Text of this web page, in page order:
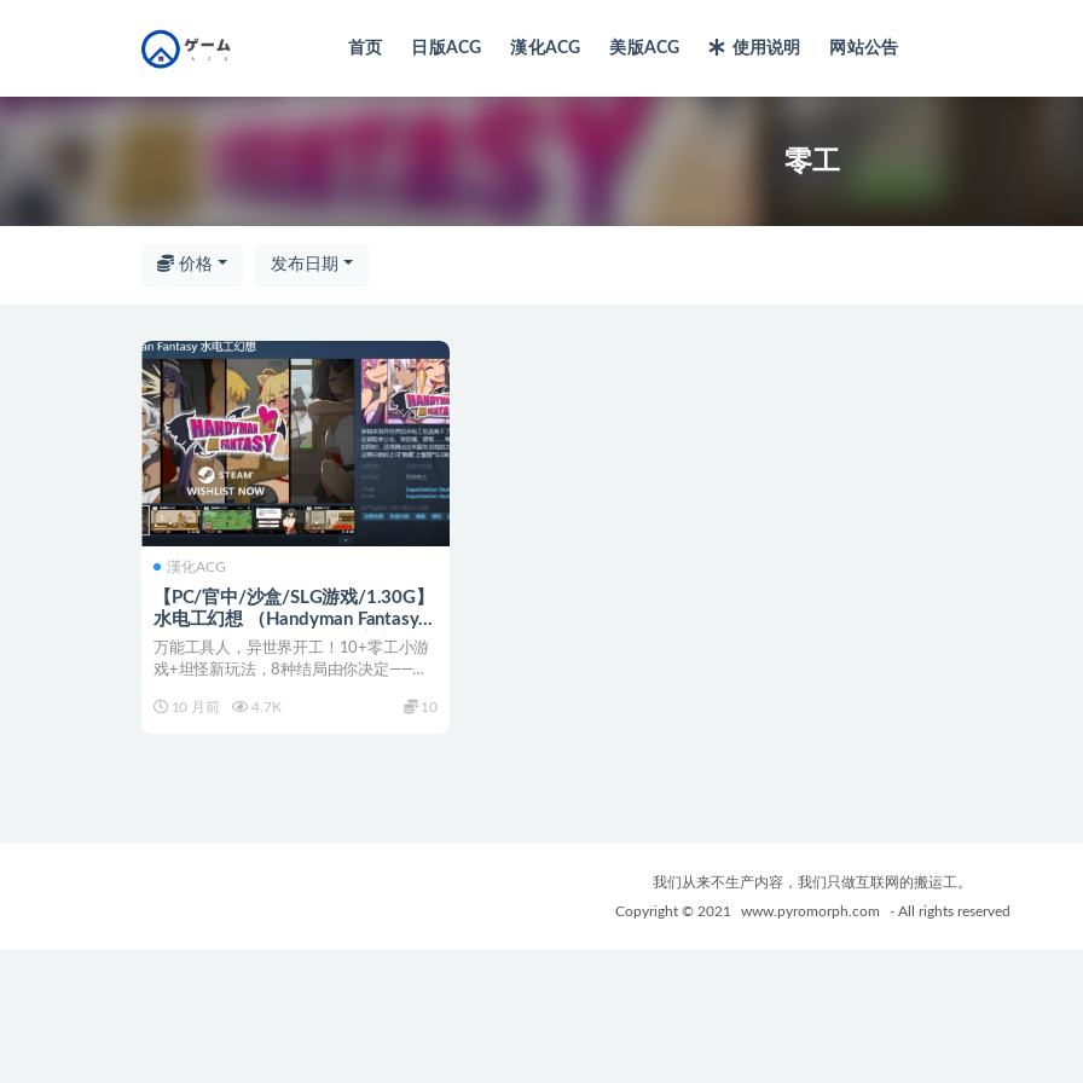
首页 日版ACG 漢化ACG 美版ACG 使用说明 网站公告
零工
价格 发布日期
漢化ACG
【PC/官中/沙盒/SLG游戏/1.30G】
水电工幻想 （Handyman Fantasy）
Ver25.09.25 Vol. 1+Vol.2 官方中文
步兵版 正式版+DLC+存档+沙盒SLG
万能工具人，异世界开工！10+零工小游
戏+坦怪新玩法，8种结局由你决定——立
10 月前
4.7K 10
我们从来不生产内容，我们只做互联网的搬运工。
Copyright © 2021
www.pyromorph.com - All rights reserved